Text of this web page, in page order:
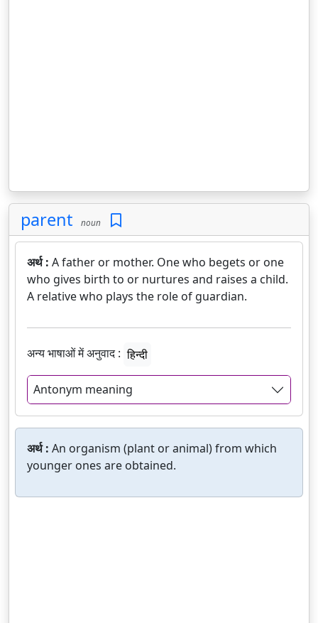
parent noun
अर्थ : A father or mother. One who begets or one
who gives birth to or nurtures and raises a child.
A relative who plays the role of guardian.
अन्य भाषाओं में अनुवाद : हिन्दी
Antonym meaning
अर्थ : An organism (plant or animal) from which
younger ones are obtained.